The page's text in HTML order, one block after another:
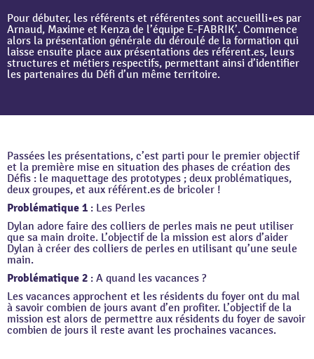
Pour débuter, les référents et référentes sont accueilli•es par
Arnaud, Maxime et Kenza de l’équipe E-FABRIK’. Commence
alors la présentation générale du déroulé de la formation qui
laisse ensuite place aux présentations des référent.es, leurs
structures et métiers respectifs, permettant ainsi d’identifier
les partenaires du Défi d’un même territoire.
Passées les présentations, c’est parti pour le premier objectif
et la première mise en situation des phases de création des
Défis : le maquettage des prototypes ; deux problématiques,
deux groupes, et aux référent.es de bricoler !
Problématique 1 : Les Perles
Dylan adore faire des colliers de perles mais ne peut utiliser
que sa main droite. L’objectif de la mission est alors d’aider
Dylan à créer des colliers de perles en utilisant qu’une seule
main.
Problématique 2 : A quand les vacances ?
Les vacances approchent et les résidents du foyer ont du mal
à savoir combien de jours avant d’en profiter. L’objectif de la
mission est alors de permettre aux résidents du foyer de savoir
combien de jours il reste avant les prochaines vacances.